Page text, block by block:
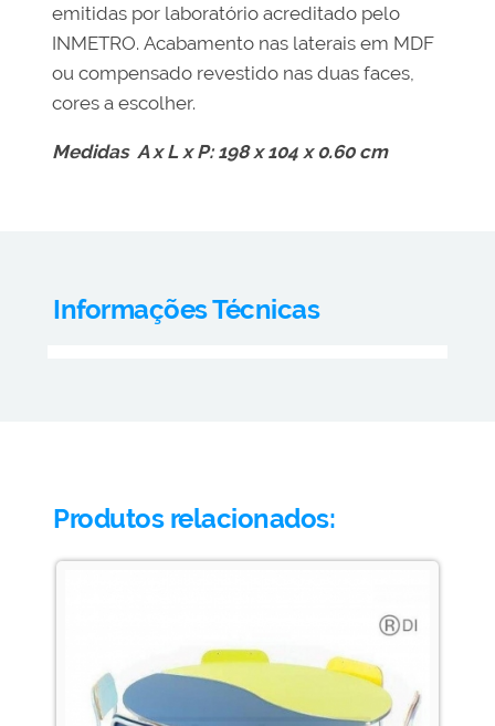
emitidas por laboratório acreditado pelo
INMETRO. Acabamento nas laterais em MDF
ou compensado revestido nas duas faces,
cores a escolher.
Medidas A x L x P: 198 x 104 x 0.60 cm
Informações Técnicas
Produtos relacionados: